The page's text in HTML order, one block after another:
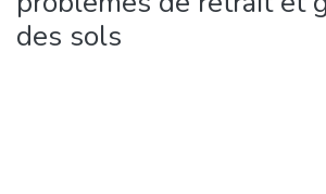
des sols